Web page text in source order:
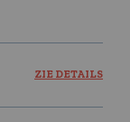
ZIE DETAILS